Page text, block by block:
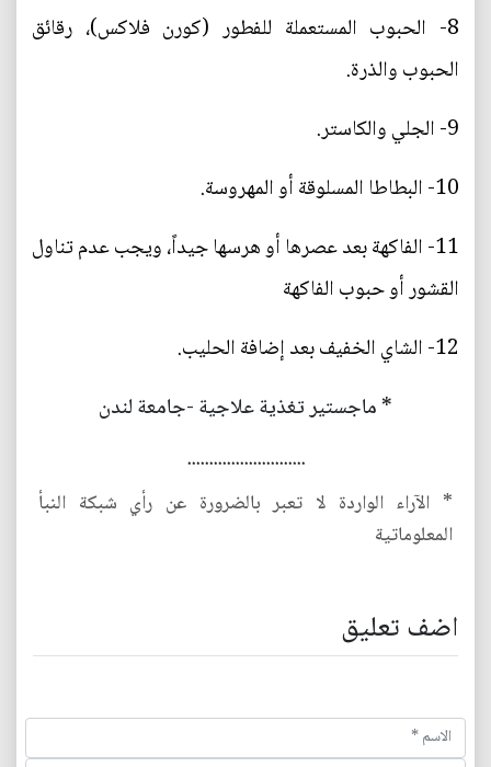
8- الحبوب المستعملة للفطور (كورن فلاكس)، رقائق
الحبوب والذرة.
9- الجلي والكاستر.
10- البطاطا المسلوقة أو المهروسة.
11- الفاكهة بعد عصرها أو هرسها جيداً، ويجب عدم تناول
القشور أو حبوب الفاكهة
12- الشاي الخفيف بعد إضافة الحليب.
* ماجستير تغذية علاجية -جامعة لندن
...........................
* الآراء الواردة لا تعبر بالضرورة عن رأي شبكة النبأ
المعلوماتية
اضف تعليق